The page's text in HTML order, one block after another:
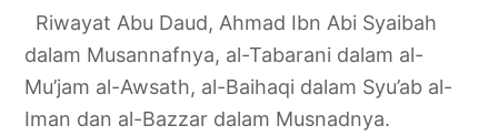
Riwayat Abu Daud, Ahmad Ibn Abi Syaibah
dalam Musannafnya, al-Tabarani dalam al-
Mu’jam al-Awsath, al-Baihaqi dalam Syu’ab al-
Iman dan al-Bazzar dalam Musnadnya.